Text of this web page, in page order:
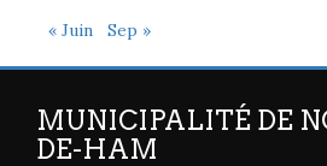
« Juin Sep »
MUNICIPALITÉ DE
DE-HAM